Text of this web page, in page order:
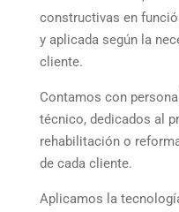
constructivas en
y aplicada según la
cliente.
Contamos con
técnico, dedicados al
rehabilitación o
de cada cliente.
Aplicamos la